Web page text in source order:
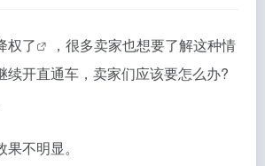
权了
，很多卖家也想要了解这种情
续开直通车，卖家们应该要怎么办?
不明显。